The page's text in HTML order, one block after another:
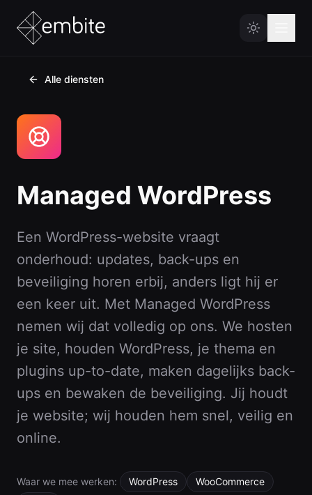
Home
Diensten
Websites
Voor kleine én grote bedrijven
Maatwerk Software
Past bij jouw processen
AI
Praktisch en betrouwbaar
Hosting & Onderhoud
Zorgeloos online
Cases
Blog
Contact
Alle diensten
Managed WordPress
Een WordPress-website vraagt
onderhoud: updates, back-ups en
beveiliging horen erbij, anders ligt hij er
een keer uit. Met Managed WordPress
nemen wij dat volledig op ons. We hosten
je site, houden WordPress, je thema en
plugins up-to-date, maken dagelijks back-
ups en bewaken de beveiliging. Jij houdt
je website; wij houden hem snel, veilig en
online.
Waar we mee werken: WordPress
WooCommerce